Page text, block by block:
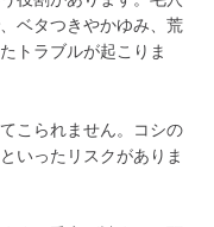
ベタつきやかゆみ、荒
トラブルが起こりま
こられません。コシの
いったリスクがありま